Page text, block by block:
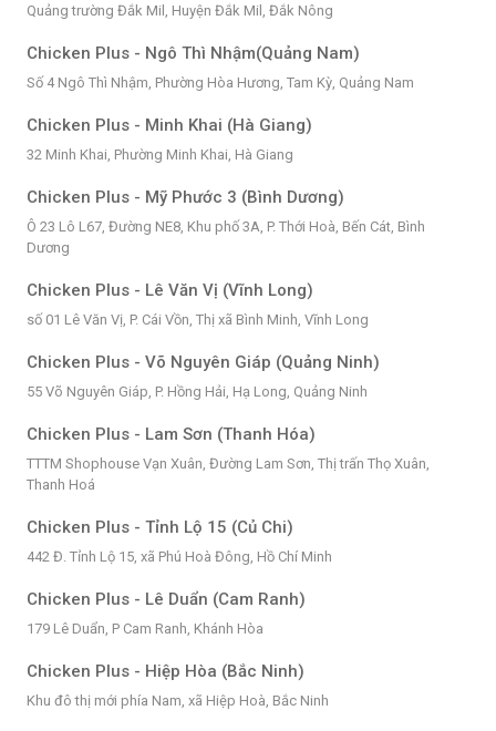
Quảng trường Đắk Mil, Huyện Đắk Mil, Đắk Nông
Chicken Plus - Ngô Thì Nhậm(Quảng Nam)
Số 4 Ngô Thì Nhậm, Phường Hòa Hương, Tam Kỳ, Quảng Nam
Chicken Plus - Minh Khai (Hà Giang)
32 Minh Khai, Phường Minh Khai, Hà Giang
Chicken Plus - Mỹ Phước 3 (Bình Dương)
Ô 23 Lô L67, Đường NE8, Khu phố 3A, P. Thới Hoà, Bến Cát, Bình
Dương
Chicken Plus - Lê Văn Vị (Vĩnh Long)
số 01 Lê Văn Vị, P. Cái Vồn, Thị xã Bình Minh, Vĩnh Long
Chicken Plus - Võ Nguyên Giáp (Quảng Ninh)
55 Võ Nguyên Giáp, P. Hồng Hải, Hạ Long, Quảng Ninh
Chicken Plus - Lam Sơn (Thanh Hóa)
TTTM Shophouse Vạn Xuân, Đường Lam Sơn, Thị trấn Thọ Xuân,
Thanh Hoá
Chicken Plus - Tỉnh Lộ 15 (Củ Chi)
442 Đ. Tỉnh Lộ 15, xã Phú Hoà Đông, Hồ Chí Minh
Chicken Plus - Lê Duẩn (Cam Ranh)
179 Lê Duẩn, P Cam Ranh, Khánh Hòa
Chicken Plus - Hiệp Hòa (Bắc Ninh)
Khu đô thị mới phía Nam, xã Hiệp Hoà, Bắc Ninh